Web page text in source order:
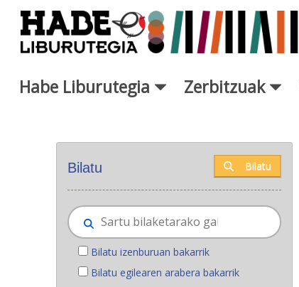
Eduki nagusira joan
Habe Liburutegia Zerbitzuak
Bilatu Bilatu
Bilatu izenburuan bakarrik
Bilatu egilearen arabera bakarrik